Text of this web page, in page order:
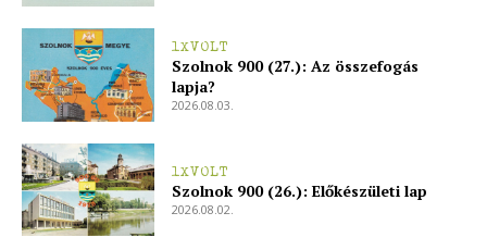
1XVOLT
Szolnok 900 (27.): Az összefogás
lapja?
2026.08.03.
1XVOLT
Szolnok 900 (26.): Előkészületi lap
2026.08.02.